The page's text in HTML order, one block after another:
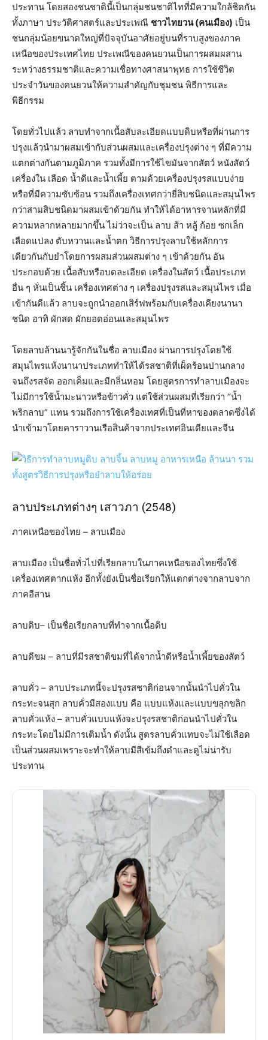
ประทาน โดยสองชนชาตินี้เป็นกลุ่มชนชาติไทที่มีความใกล้ชิดกัน
ทั้งภาษา ประวัติศาสตร์และประเพณี ชาวไทยวน (คนเมือง) เป็น
ชนกลุ่มน้อยขนาดใหญ่ที่ปัจจุบันอาศัยอยู่บนที่ราบสูงของภาค
เหนือของประเทศไทย ประเพณีของคนยวนเป็นการผสมผสาน
ระหว่างธรรมชาติและความเชื่อทางศาสนาพุทธ การใช้ชีวิต
ประจำวันของคนยวนให้ความสำคัญกับชุมชน พิธีการและ
พิธีกรรม
โดยทั่วไปแล้ว ลาบทำจากเนื้อสับละเอียดแบบดิบหรือที่ผ่านการ
ปรุงแล้วนำมาผสมเข้ากับส่วนผสมและเครื่องปรุงต่าง ๆ ที่มีความ
แตกต่างกันตามภูมิภาค รวมทั้งมีการใช้ไขมันจากสัตว์ หนังสัตว์
เครื่องใน เลือด น้ำดีและน้ำเพี้ย ตามด้วยเครื่องปรุงรสแบบง่าย
หรือที่มีความซับซ้อน รวมถึงเครื่องเทศกว่ายี่สิบชนิดและสมุนไพร
กว่าสามสิบชนิดมาผสมเข้าด้วยกัน ทำให้ได้อาหารจานหลักที่มี
ความหลากหลายมากขึ้น ไม่ว่าจะเป็น ลาบ ส้า หลู้ ก้อย ซกเล็ก
เลือดแปลง ตับหวานและน้ำตก วิธีการปรุงลาบใช้หลักการ
เดียวกันกับยำโดยการผสมส่วนผสมต่าง ๆ เข้าด้วยกัน อัน
ประกอบด้วย เนื้อสับหรือบดละเอียด เครื่องในสัตว์ เนื้อประเภท
อื่น ๆ หั่นเป็นชิ้น เครื่องเทศต่าง ๆ เครื่องปรุงรสและสมุนไพร เมื่อ
เข้ากันดีแล้ว ลาบจะถูกนำออกเสิร์ฟพร้อมกับเครื่องเคียงนานา
ชนิด อาทิ ผักสด ผักยอดอ่อนและสมุนไพร
โดยลาบล้านนารู้จักกันในชื่อ ลาบเมือง ผ่านการปรุงโดยใช้
สมุนไพรแห้งนานาประเภททำให้ได้รสชาติที่เผ็ดร้อนปานกลาง
จนถึงรสจัด ออกเค็มและมีกลิ่นหอม โดยสูตรการทำลาบเมืองจะ
ไม่มีการใช้น้ำมะนาวหรือข้าวคั่ว แต่ใช้ส่วนผสมที่เรียกว่า “น้ำ
พริกลาบ” แทน รวมถึงการใช้เครื่องเทศที่เป็นที่หาของตลาดซึ่งได้
นำเข้ามาโดยคาราวานเรือสินค้าจากประเทศอินเดียและจีน
ลาบประเภทต่างๆ เสาวภา (2548)
ภาคเหนือของไทย – ลาบเมือง
ลาบเมือง เป็นชื่อทั่วไปที่เรียกลาบในภาคเหนือของไทยซึ่งใช้
เครื่องเทศตากแห้ง อีกทั้งยังเป็นชื่อเรียกให้แตกต่างจากลาบจาก
ภาคอีสาน
ลาบดิบ– เป็นชื่อเรียกลาบที่ทำจากเนื้อดิบ
ลาบดีขม – ลาบที่มีรสชาติขมที่ได้จากน้ำดีหรือน้ำเพี้ยของสัตว์
ลาบคั่ว – ลาบประเภทนี้จะปรุงรสชาติก่อนจากนั้นนำไปคั่วใน
กระทะจนสุก ลาบคั่วมีสองแบบ คือ แบบแห้งและแบบขลุกขลิก
ลาบคั่วแห้ง – ลาบคั่วแบบแห้งจะปรุงรสชาติก่อนนำไปคั่วใน
กระทะโดยไม่มีการเติมน้ำ ดังนั้น สูตรลาบคั่วแทบจะไม่ใช้เลือด
เป็นส่วนผสมเพราะจะทำให้ลาบมีสีเข้มถึงดำและดูไม่น่ารับ
ประทาน